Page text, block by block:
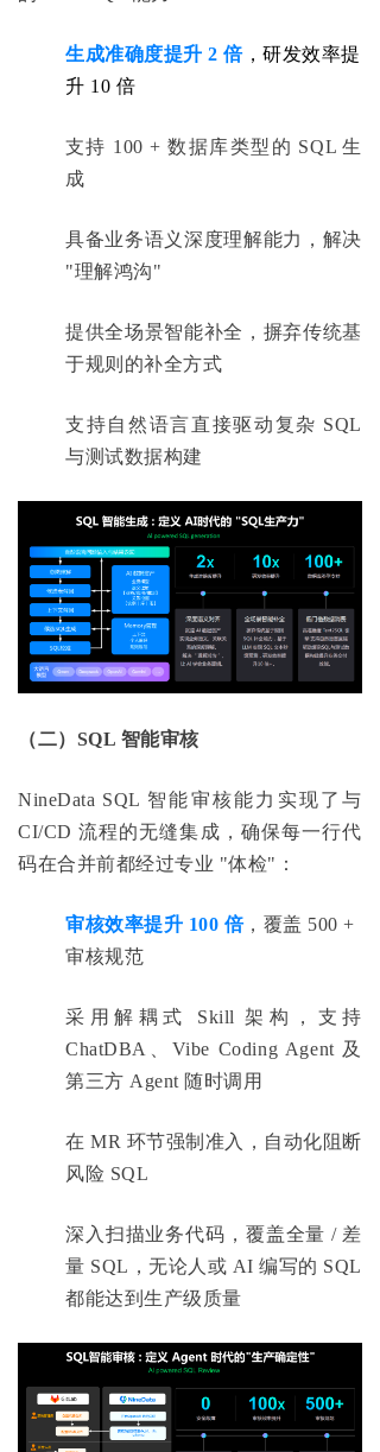
生成准确度提升 2 倍，研发效率提
升 10 倍
支持 100 + 数据库类型的 SQL 生
成
具备业务语义深度理解能力，解决
"理解鸿沟"
提供全场景智能补全，摒弃传统基
于规则的补全方式
支持自然语言直接驱动复杂 SQL
与测试数据构建
（二）SQL 智能审核
NineData SQL 智能审核能力实现了与
CI/CD 流程的无缝集成，确保每一行代
码在合并前都经过专业 "体检"：
审核效率提升 100 倍，覆盖 500 +
审核规范
采用解耦式 Skill 架构，支持
ChatDBA、Vibe Coding Agent 及
第三方 Agent 随时调用
在 MR 环节强制准入，自动化阻断
风险 SQL
深入扫描业务代码，覆盖全量 / 差
量 SQL，无论人或 AI 编写的 SQL
都能达到生产级质量